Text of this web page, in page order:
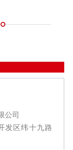
公司
发区纬十九路